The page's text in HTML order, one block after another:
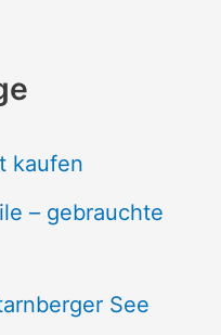
kaufen
– gebrauchte
See